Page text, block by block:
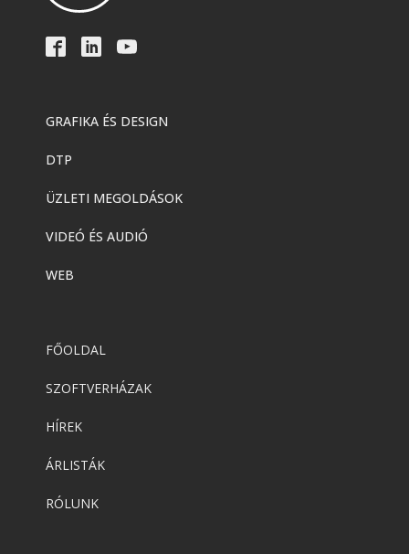
GRAFIKA ÉS DESIGN
DTP
ÜZLETI MEGOLDÁSOK
VIDEÓ ÉS AUDIÓ
WEB
FŐOLDAL
SZOFTVERHÁZAK
HÍREK
ÁRLISTÁK
RÓLUNK